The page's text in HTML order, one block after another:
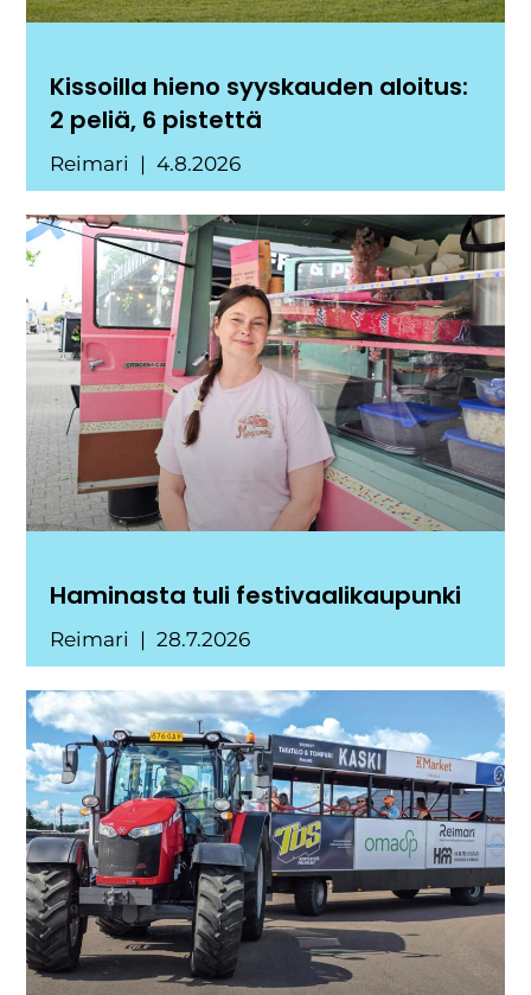
Kissoilla hieno syyskauden aloitus:
2 peliä, 6 pistettä
Reimari 4.8.2026
Haminasta tuli festivaalikaupunki
Reimari 28.7.2026